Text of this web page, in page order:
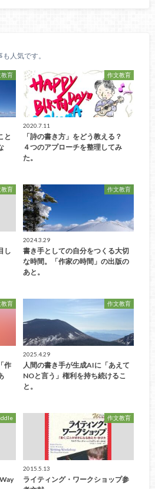
人気です。
教育
と
作文教育
2020.7.11
「詩の書き方」をどう教える？
４つのアプローチを整理してみ
た。
教育
し
作文教育
2024.3.29
書き手としての自分をつくる大切
な時間。「作家の時間」の出版の
あと。
教育
作
作文教育
2025.4.29
人間の書き手が生成AIに「あえて
NOと言う」権利を持ち続けるこ
と。
作文教育
2015.5.13
ライティング・ワークショップ参